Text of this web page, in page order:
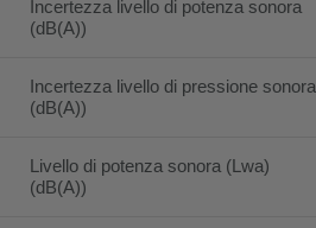
Incertezza livello di potenza sonora
(dB(A))
Incertezza livello di pressione sonora
(dB(A))
Livello di potenza sonora (Lwa)
(dB(A))